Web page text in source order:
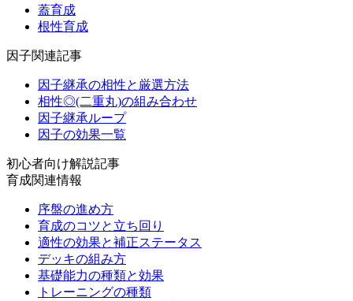
蓋育成
根性育成
因子関連記事
因子継承の相性と厳選方法
相性◎(二重丸)の組み合わせ
因子継承ループ
因子の効果一覧
初心者向け解説記事
育成関連情報
序盤の進め方
育成のコツと立ち回り
適性の効果と補正ステータス
デッキの組み方
基礎能力の種類と効果
トレーニングの種類